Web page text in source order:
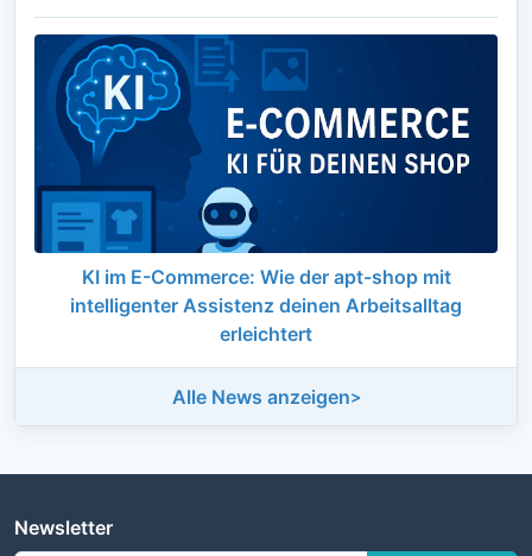
KI im E-Commerce: Wie der apt-shop mit
intelligenter Assistenz deinen Arbeitsalltag
erleichtert
Alle News anzeigen
Newsletter